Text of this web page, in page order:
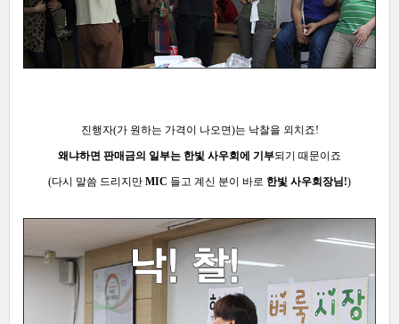
진행자(가 원하는 가격이 나오면)는 낙찰을 외치죠!
왜냐하면 판매금의 일부는 한빛 사우회에 기부되기 때문이죠
(다시 말씀 드리지만 MIC 들고 계신 분이 바로 한빛 사우회장님!)